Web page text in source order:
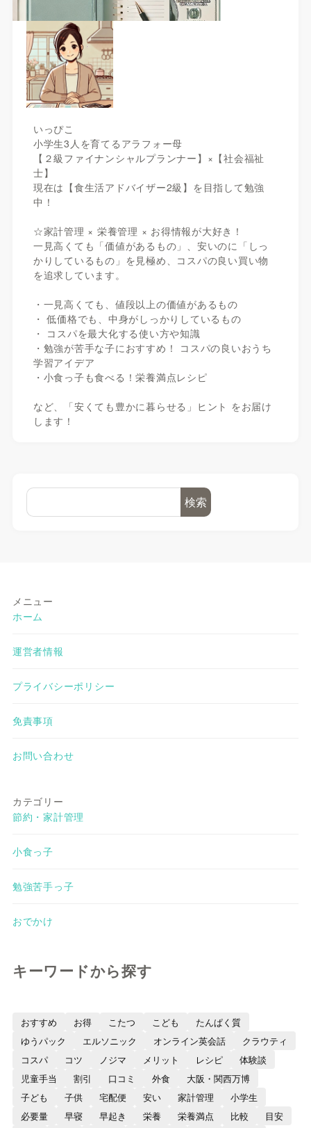
いっぴこ
小学生3人を育てるアラフォー母
【２級ファイナンシャルプランナー】×【社会福祉
士】
現在は【食生活アドバイザー2級】を目指して勉強
中！
☆家計管理 × 栄養管理 × お得情報が大好き！
一見高くても「価値があるもの」、安いのに「しっ
かりしているもの」を見極め、コスパの良い買い物
を追求しています。
・一見高くても、値段以上の価値があるもの
・ 低価格でも、中身がしっかりしているもの
・ コスパを最大化する使い方や知識
・勉強が苦手な子におすすめ！ コスパの良いおうち
学習アイデア
・小食っ子も食べる！栄養満点レシピ
など、「安くても豊かに暮らせる」ヒント をお届け
します！
検索
メニュー
ホーム
運営者情報
プライバシーポリシー
免責事項
お問い合わせ
カテゴリー
節約・家計管理
小食っ子
勉強苦手っ子
おでかけ
キーワードから探す
おすすめ お得 こたつ こども
たんぱく質
ゆうパック
エルソニック オンライン英会話
クラウティ
コスパ
コツ ノジマ メリット レシピ
体験談
児童手当
割引 口コミ 外食
大阪・関西万博
子ども
子供 宅配便 安い 家計管理
小学生
必要量
早寝 早起き 栄養 栄養満点 比較
目安